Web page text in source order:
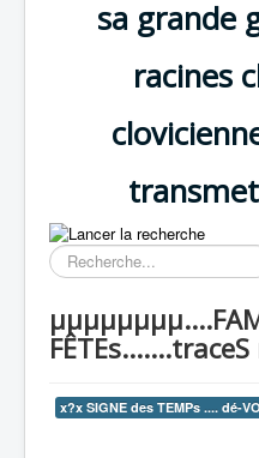
sa grande
racines
Résultat
de
recherche
x?x SIGNE des TEMPs .... dé-